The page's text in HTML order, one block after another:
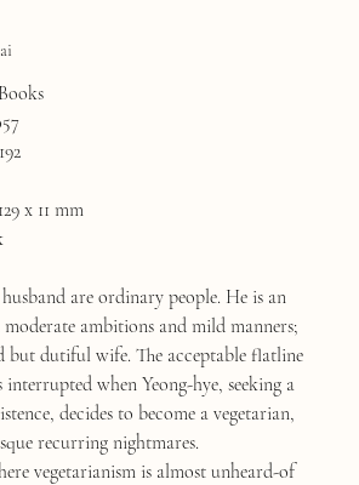
x 11 mm
are ordinary people. He is an
ambitions and mild manners;
but dutiful wife. The acceptable flatline
when Yeong-hye, seeking a
decides to become a vegetarian,
recurring nightmares.
vegetarianism is almost unheard-of